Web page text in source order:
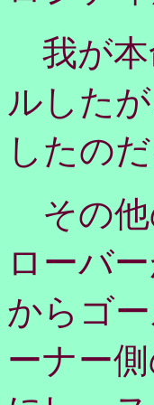
我が本
ルした
したの
その他
ローバ
からゴ
ーナー